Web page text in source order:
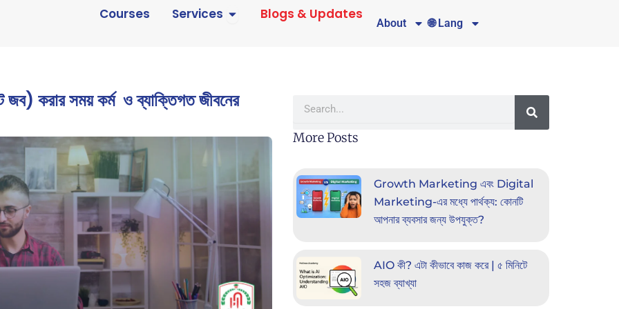
Courses Services Open Services
Blogs & Updates
About 🌐 Lang
জব) করার সময় কর্ম ও ব্যাক্তিগত জীবনের
More Posts
Growth Marketing এবং Digital
Marketing-এর মধ্যে পার্থক্য: কোনটি
আপনার ব্যবসার জন্য উপযুক্ত?
AIO কী? এটা কীভাবে কাজ করে | ৫ মিনিটে
সহজ ব্যাখ্যা